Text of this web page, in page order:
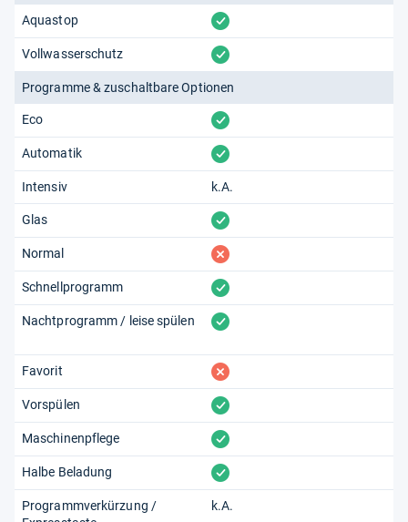
Aquastop vorhanden
Vollwasserschutz vorhanden
Programme & zuschaltbare Optionen
Eco vorhanden
Automatik vorhanden
Intensiv k.A.
Glas vorhanden
Normal fehlt
Schnellprogramm vorhanden
Nachtprogramm / leise spülen vorhanden
Favorit fehlt
Vorspülen vorhanden
Maschinenpflege vorhanden
Halbe Beladung vorhanden
Programmverkürzung /
k.A.